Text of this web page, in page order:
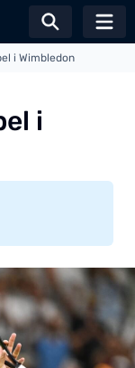
Växla
i Wimbledon
i